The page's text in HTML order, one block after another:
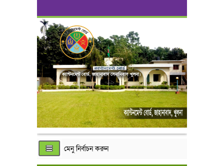
ক্যান্টনমেন্ট বোর্ড, জাহানাবাদ সেনানিবাস খুলনা।
মেনু নির্বাচন করুন